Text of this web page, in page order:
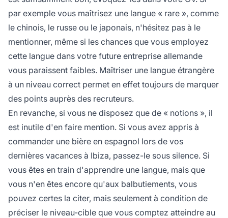
par exemple vous maîtrisez une langue « rare », comme
le chinois, le russe ou le japonais, n'hésitez pas à le
mentionner, même si les chances que vous employez
cette langue dans votre future entreprise allemande
vous paraissent faibles. Maîtriser une langue étrangère
à un niveau correct permet en effet toujours de marquer
des points auprès des recruteurs.
En revanche, si vous ne disposez que de « notions », il
est inutile d'en faire mention. Si vous avez appris à
commander une bière en espagnol lors de vos
dernières vacances à Ibiza, passez-le sous silence. Si
vous êtes en train d'apprendre une langue, mais que
vous n'en êtes encore qu'aux balbutiements, vous
pouvez certes la citer, mais seulement à condition de
préciser le niveau-cible que vous comptez atteindre au